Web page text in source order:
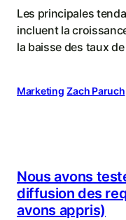
Les principales
incluent la
la baisse des taux
Marketing Zach Paruch
Nous avons
diffusion des
avons appris)